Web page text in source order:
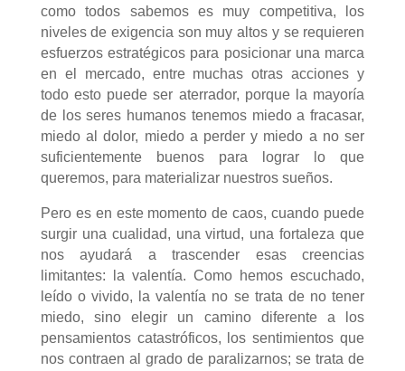
como todos sabemos es muy competitiva, los
niveles de exigencia son muy altos y se requieren
esfuerzos estratégicos para posicionar una marca
en el mercado, entre muchas otras acciones y
todo esto puede ser aterrador, porque la mayoría
de los seres humanos tenemos miedo a fracasar,
miedo al dolor, miedo a perder y miedo a no ser
suficientemente buenos para lograr lo que
queremos, para materializar nuestros sueños.
Pero es en este momento de caos, cuando puede
surgir una cualidad, una virtud, una fortaleza que
nos ayudará a trascender esas creencias
limitantes: la valentía. Como hemos escuchado,
leído o vivido, la valentía no se trata de no tener
miedo, sino elegir un camino diferente a los
pensamientos catastróficos, los sentimientos que
nos contraen al grado de paralizarnos; se trata de